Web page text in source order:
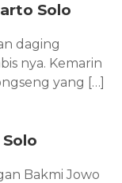
Solo
daging
nya. Kemarin
yang […]
Bakmi Jowo